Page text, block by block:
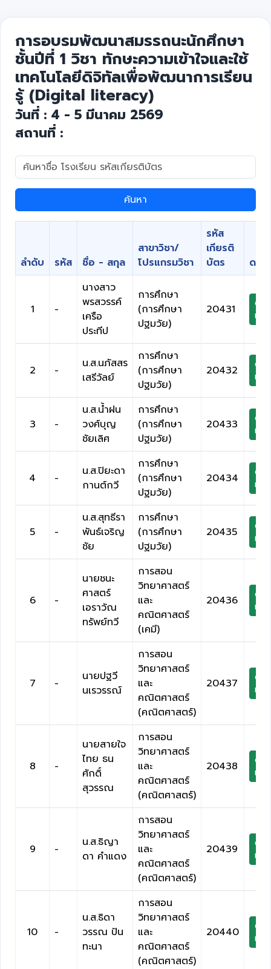
การอบรมพัฒนาสมรรถนะนักศึกษา
ชั้นปีที่ 1 วิชา ทักษะความเข้าใจและใช้
เทคโนโลยีดิจิทัลเพื่อพัฒนาการเรียน
รู้ (Digital literacy)
วันที่ : 4 - 5 มีนาคม 2569
สถานที่ :
ค้นหา
ลำดับ รหัส ชื่อ - สกุล
สาขาวิชา/
โปรแกรมวิชา
รหัส
เกียรติ
บัตร
ดาว
1 -
นางสาว
พรสวรรค์
เครือ
ประทีป
การศึกษา
(การศึกษา
ปฐมวัย)
20431
ดา
เกี
2 -
น.ส.นภัสสร
เสรีวัลย์
การศึกษา
(การศึกษา
ปฐมวัย)
20432
ดา
เกี
3 -
น.ส.น้ำฝน
วงศ์บุญ
ชัยเลิศ
การศึกษา
(การศึกษา
ปฐมวัย)
20433
ดา
เกี
4 -
น.ส.ปิยะดา
กานต์กวี
การศึกษา
(การศึกษา
ปฐมวัย)
20434
ดา
เกี
5 -
น.ส.สุทธีรา
พันธ์เจริญ
ชัย
การศึกษา
(การศึกษา
ปฐมวัย)
20435
ดา
เกี
6 -
นายชนะ
ศาสตร์
เอราวัณ
ทรัพย์ทวี
การสอน
วิทยาศาสตร์
และ
คณิตศาสตร์
(เคมี)
20436
ดา
เกี
7 -
นายปฐวี
นเรวรรณ์
การสอน
วิทยาศาสตร์
และ
คณิตศาสตร์
(คณิตศาสตร์)
20437
ดา
เกี
8 -
นายสายใจ
ไทย ธน
ศักดิ์
สุวรรณ
การสอน
วิทยาศาสตร์
และ
คณิตศาสตร์
(คณิตศาสตร์)
20438
ดา
เกี
9 -
น.ส.ธิญา
ดา คำแดง
การสอน
วิทยาศาสตร์
และ
คณิตศาสตร์
(คณิตศาสตร์)
20439
ดา
เกี
10 -
น.ส.ธิดา
วรรณ ปัน
ทะนา
การสอน
วิทยาศาสตร์
และ
คณิตศาสตร์
(คณิตศาสตร์)
20440
ดา
เกี